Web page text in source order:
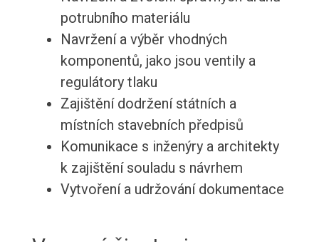
potrubního materiálu
Navržení a výběr vhodných
komponentů, jako jsou ventily a
regulátory tlaku
Zajištění dodržení státních a
místních stavebních předpisů
Komunikace s inženýry a architekty
k zajištění souladu s návrhem
Vytvoření a udržování dokumentace